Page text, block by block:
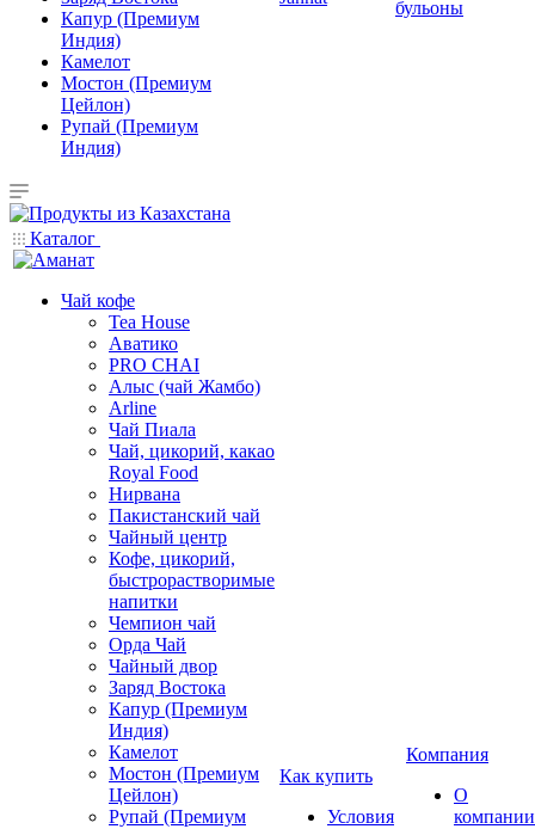
Капур (Премиум
Индия)
Камелот
Мостон (Премиум
Цейлон)
Рупай (Премиум
Индия)
бульоны
Каталог
Чай кофе
Tea House
Аватико
PRO CHAI
Алыс (чай Жамбо)
Arline
Чай Пиала
Чай, цикорий, какао
Royal Food
Нирвана
Пакистанский чай
Чайный центр
Кофе, цикорий,
быстрорастворимые
напитки
Чемпион чай
Орда Чай
Чайный двор
Заряд Востока
Капур (Премиум
Индия)
Камелот
Мостон (Премиум
Цейлон)
Рупай (Премиум
Как купить
Условия
Компания
О
компании